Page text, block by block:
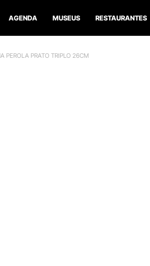
AGENDA MUSEUS RESTAURANTES
PEROLA PRATO TRIPLO 26CM